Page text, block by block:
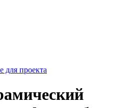
для проекта